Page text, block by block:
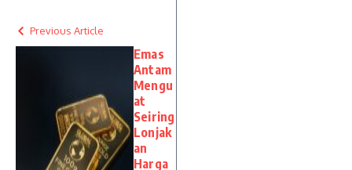
Previous Article
Emas
Antam
Mengu
at
Seiring
Lonjak
an
Harga